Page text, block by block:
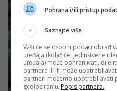
Pohrana i/ili pristup
Saznajte više
Vaši će se osobni podaci
uređaja (kolačiće, jedinstvene
uređaja) može pohranjivati,
partnera ili ih može
partneri možemo upotrebljavati
geolociranju. Popis partnera.